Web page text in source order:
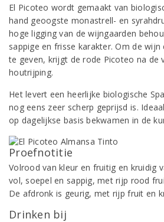
El Picoteo wordt gemaakt van
hand geoogste monastrell- en
hoge ligging van de wijngaarden
sappige en frisse karakter. Om de
te geven, krijgt de rode Picoteo na de
houtrijping.
Het levert een heerlijke biologische
nog eens zeer scherp geprijsd is.
op dagelijkse basis bekwamen in de
Proefnotitie
Volrood van kleur en fruitig en kruidig
vol, soepel en sappig, met rijp rood
De afdronk is geurig, met rijp fruit en
Drinken bij